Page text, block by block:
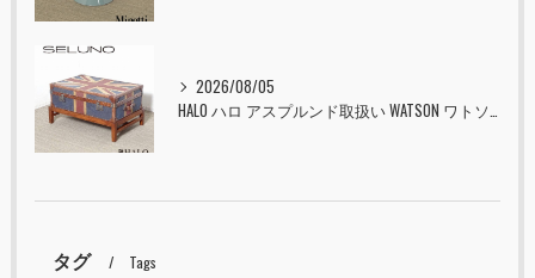
2026/08/05
タグ Tags